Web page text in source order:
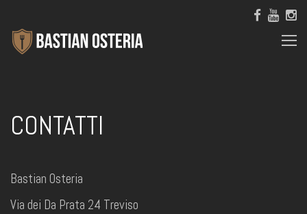
CONTATTI
Bastian Osteria
Via dei Da Prata 24 Treviso